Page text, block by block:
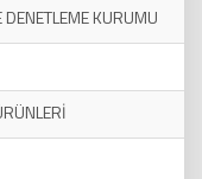
KURUMU